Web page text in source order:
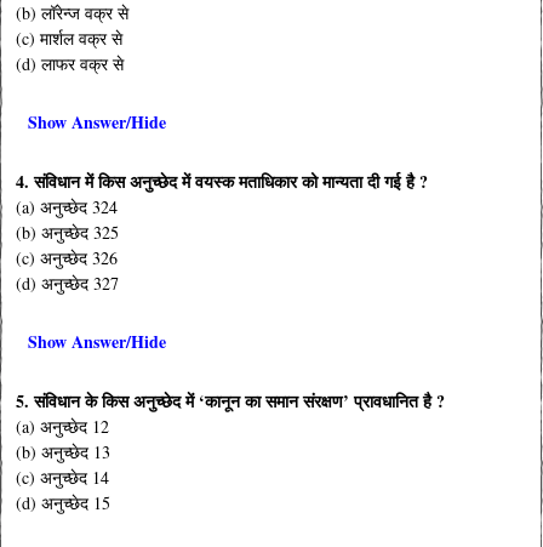
(b) लॉरेन्ज वक्र से
(c) मार्शल वक्र से
(d) लाफर वक्र से
Show Answer/Hide
4. संविधान में किस अनुच्छेद में वयस्क मताधिकार को मान्यता दी गई है ?
(a) अनुच्छेद 324
(b) अनुच्छेद 325
(c) अनुच्छेद 326
(d) अनुच्छेद 327
Show Answer/Hide
5. संविधान के किस अनुच्छेद में ‘कानून का समान संरक्षण’ प्रावधानित है ?
(a) अनुच्छेद 12
(b) अनुच्छेद 13
(c) अनुच्छेद 14
(d) अनुच्छेद 15